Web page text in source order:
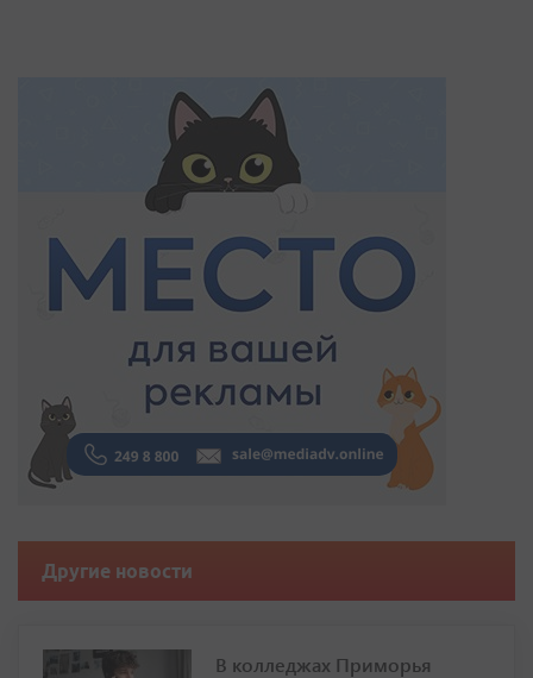
Другие новости
В колледжах Приморья